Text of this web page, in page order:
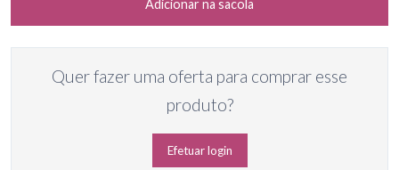
Adicionar na sacola
Quer fazer uma oferta para comprar esse
produto?
Efetuar login